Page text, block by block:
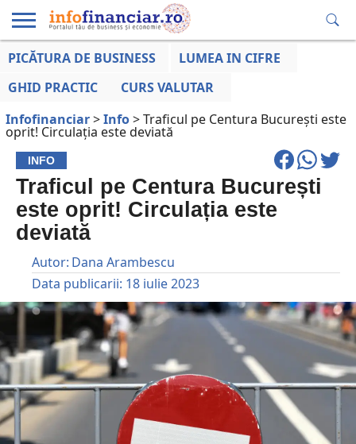
EDUCAȚIE
LA ZI
AFACERILOR
PICĂTURA DE BUSINESS
LUMEA IN CIFRE
GHID PRACTIC
CURS VALUTAR
Infofinanciar>Info>Traficul pe Centura București este
oprit! Circulația este deviată
INFO
Traficul pe Centura București
este oprit! Circulația este
deviată
Autor: Dana Arambescu
Data publicarii: 18 iulie 2023